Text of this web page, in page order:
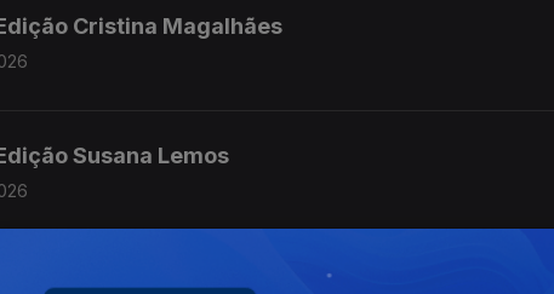
Cristina Magalhães
Susana Lemos
Susana Lemos